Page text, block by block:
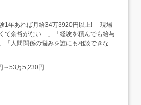
1年あれば月給34万3920円以上! 「現場
て余裕がない…」「経験を積んでも給与
「人間関係の悩みを誰にも相談できな
はありませんか?あなたの経験を、より
「空調・衛生設備」「電気設備」な
～53万5,230円